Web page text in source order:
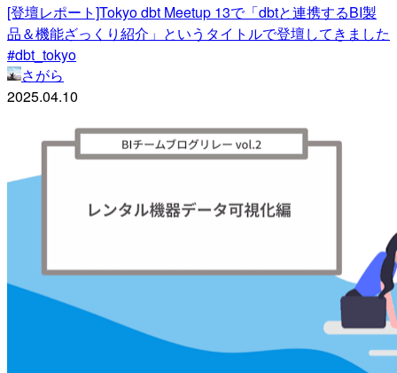
[登壇レポート]Tokyo dbt Meetup 13で「dbtと連携するBI製
品＆機能ざっくり紹介」というタイトルで登壇してきました
#dbt_tokyo
さがら
2025.04.10